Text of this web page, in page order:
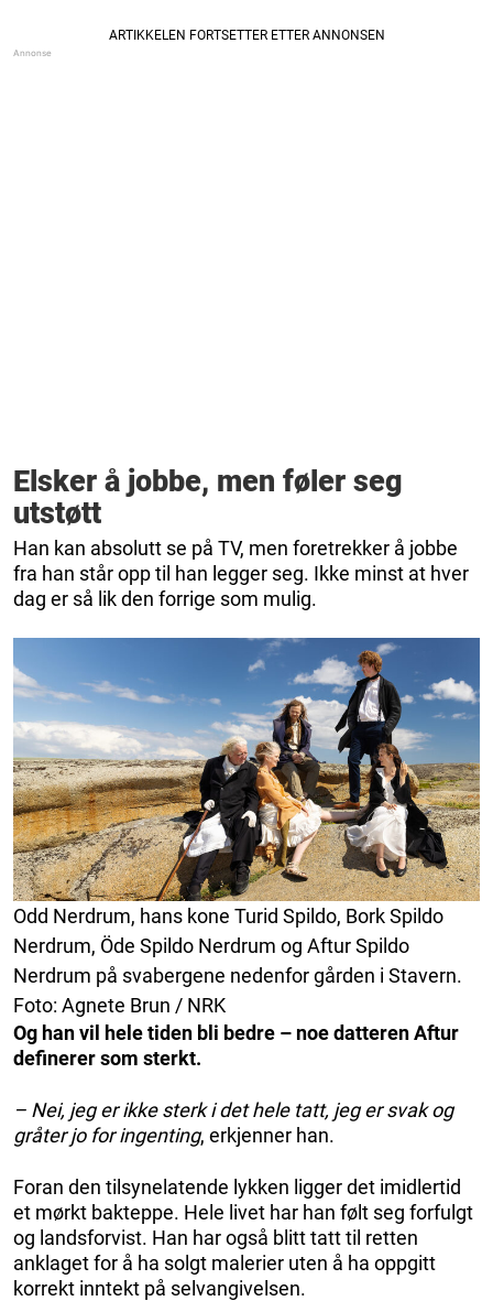
Elsker å jobbe, men føler seg
utstøtt
Han kan absolutt se på TV, men foretrekker å jobbe
fra han står opp til han legger seg. Ikke minst at hver
dag er så lik den forrige som mulig.
Odd Nerdrum, hans kone Turid Spildo, Bork Spildo
Nerdrum, Öde Spildo Nerdrum og Aftur Spildo
Nerdrum på svabergene nedenfor gården i Stavern.
Foto: Agnete Brun / NRK
Og han vil hele tiden bli bedre – noe datteren Aftur
definerer som sterkt.
– Nei, jeg er ikke sterk i det hele tatt, jeg er svak og
gråter jo for ingenting, erkjenner han.
Foran den tilsynelatende lykken ligger det imidlertid
et mørkt bakteppe. Hele livet har han følt seg forfulgt
og landsforvist. Han har også blitt tatt til retten
anklaget for å ha solgt malerier uten å ha oppgitt
korrekt inntekt på selvangivelsen.